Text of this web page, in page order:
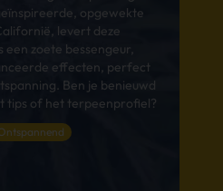
opgewekte
levert deze
zoete bessengeur,
effecten, perfect
Ben je benieuwd
tips of het terpeenprofiel?